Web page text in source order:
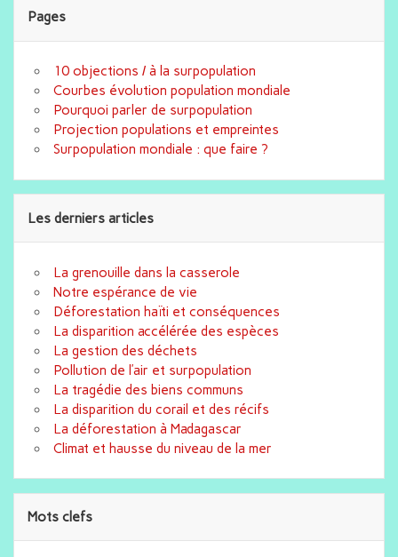
Pages
10 objections / à la surpopulation
Courbes évolution population mondiale
Pourquoi parler de surpopulation
Projection populations et empreintes
Surpopulation mondiale : que faire ?
Les derniers articles
La grenouille dans la casserole
Notre espérance de vie
Déforestation haïti et conséquences
La disparition accélérée des espèces
La gestion des déchets
Pollution de l’air et surpopulation
La tragédie des biens communs
La disparition du corail et des récifs
La déforestation à Madagascar
Climat et hausse du niveau de la mer
Mots clefs